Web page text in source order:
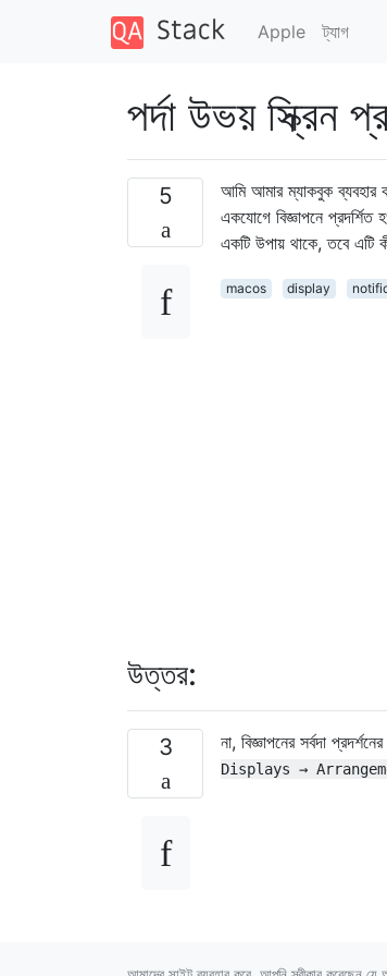
Apple ট্যাগ
পর্দা উভয় স্ক্রিন
5
আমি আমার ম্যাকবুক ব্যবহার
একযোগে বিজ্ঞাপনে
একটি উপায় থাকে, তবে এটি
macos display
উত্তর:
3 না, বিজ্ঞাপনের সর্বদা
Displays →